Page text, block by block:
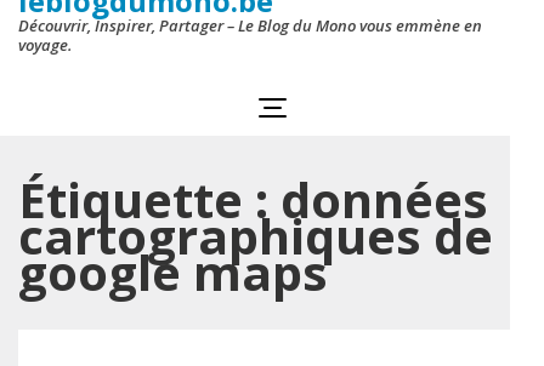
Découvrir, Inspirer, Partager – Le Blog du Mono vous emmène en
voyage.
Étiquette : données
cartographiques de
google maps